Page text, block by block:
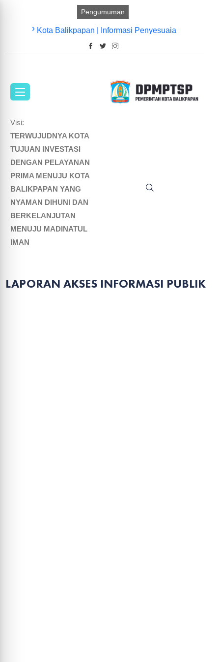
Pengumuman
MPP Kota Balikpapan |Informasi Penyesuaian Layanan
Visi:
TERWUJUDNYA KOTA
TUJUAN INVESTASI
DENGAN PELAYANAN
PRIMA MENUJU KOTA
BALIKPAPAN YANG
NYAMAN DIHUNI DAN
BERKELANJUTAN
MENUJU MADINATUL
IMAN
LAPORAN AKSES INFORMASI PUBLIK